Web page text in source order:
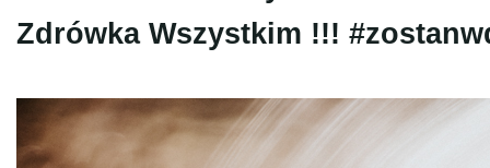
Zdrówka Wszystkim !!!